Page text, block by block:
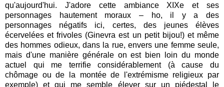
qu'aujourd'hui. J'adore cette ambiance XIXe et ses
personnages hautement moraux – ho, il y a des
personnages négatifs ici, certes, des jeunes élèves
écervelées et frivoles (Ginevra est un petit bijou!) et même
des hommes odieux, dans la rue, envers une femme seule,
mais d'une manière générale on est bien loin du monde
actuel qui me terrifie considérablement (à cause du
chômage ou de la montée de l'extrémisme religieux par
exemple) et qui me semble élever sur un piédestal le